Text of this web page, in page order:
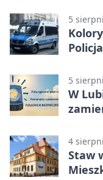
5
5
W
4
Staw